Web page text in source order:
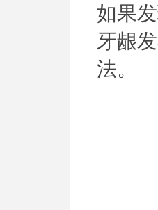
如果
牙龈
法。